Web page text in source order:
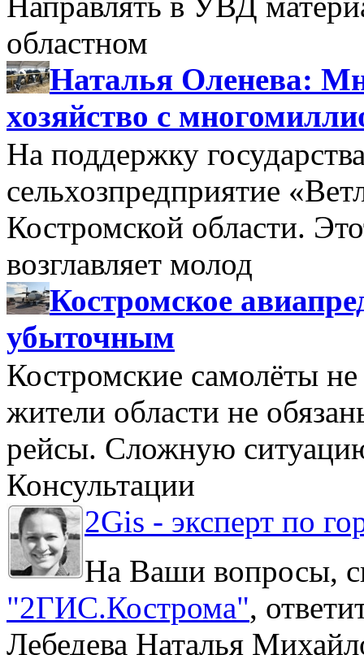
областном
Наталья Оленева:
хозяйство с
На поддержку
сельхозпредприятие
Костромской области.
возглавляет молод
Костромское
убыточным
Костромские самолёты
жители области не
рейсы. Сложную
Консультации
2Gis - эксперт по
На Ваши вопросы,
"2ГИС.Кострома",
Лебедева Наталья